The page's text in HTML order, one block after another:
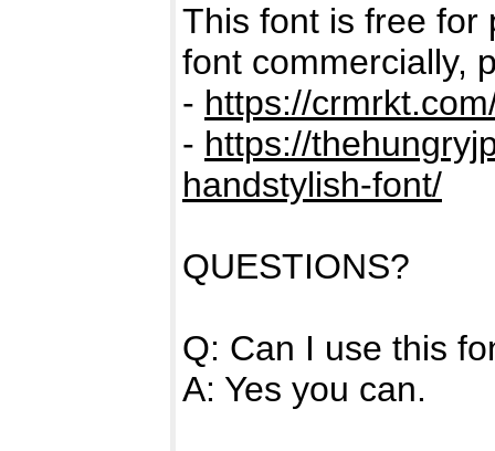
This font is free for
font commercially,
- https://
- https://
handstylish-font/
QUESTIONS?
Q: Can I use this
A: Yes you can.